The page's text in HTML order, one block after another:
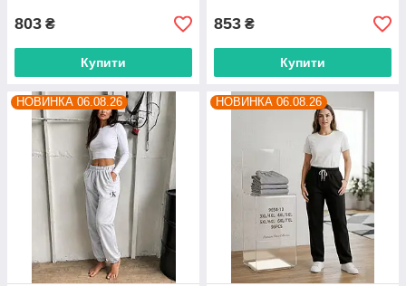
803 ₴
Купити
853 ₴
Купити
НОВИНКА 06.08.26 НОВИНКА 06.08.26